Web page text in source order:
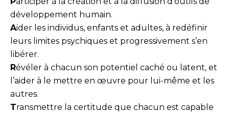
développement humain.
Aider les individus, enfants et adultes, à redéfinir
leurs limites psychiques et progressivement s’en
libérer.
Révéler à chacun son potentiel caché ou latent, et
l’aider à le mettre en œuvre pour lui-même et les
autres.
Transmettre la certitude que chacun est capable